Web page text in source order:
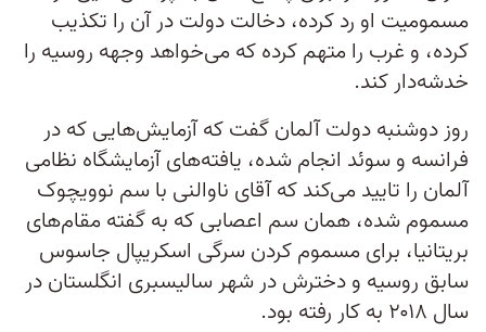
مسمومیت او رد کرده، دخالت دولت در آن را تکذیب
کرده، و غرب را متهم کرده که می‌خواهد وجهه روسیه را
خدشه‌دار کند.
روز دوشنبه دولت آلمان گفت که آزمایش‌هایی که در
فرانسه و سوئد انجام شده، یافته‌های آزمایشگاه نظامی
آلمان را تایید می‌کند که آقای ناوالنی با سم نوویچوک
مسموم شده، همان سم اعصابی که به گفته مقام‌های
بریتانیا، برای مسموم کردن سرگی اسکریپال جاسوس
سابق روسیه و دخترش در شهر سالیسبری انگلستان در
سال ۲۰۱۸ به کار رفته بود.